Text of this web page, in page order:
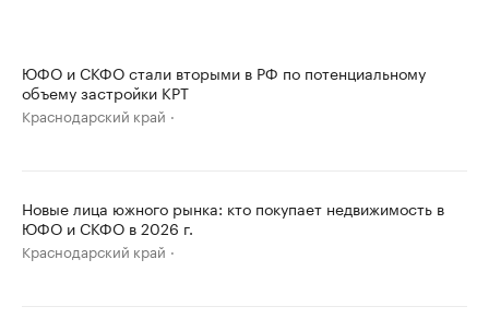
ЮФО и СКФО стали вторыми в РФ по потенциальному
объему застройки КРТ
Краснодарский край
Новые лица южного рынка: кто покупает недвижимость в
ЮФО и СКФО в 2026 г.
Краснодарский край